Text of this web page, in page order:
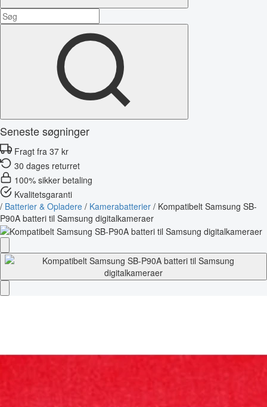
Seneste søgninger
Fragt fra 37 kr
30 dages returret
100% sikker betaling
Kvalitetsgaranti
/ Batterier & Opladere / Kamerabatterier / Kompatibelt Samsung SB-
P90A batteri til Samsung digitalkameraer